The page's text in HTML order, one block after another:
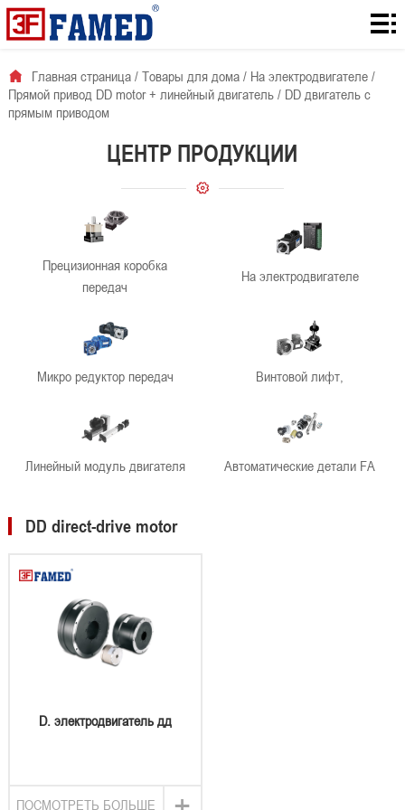
Главная
для
Количество
компании
контакты
Главная страница/ Товары для дома/ На электродвигателе/
Прямой привод DD motor + линейный двигатель/ DD двигатель с
прямым приводом
ЦЕНТР ПРОДУКЦИИ
Прецизионная коробка
передач
На электродвигателе
Микро редуктор передач Винтовой лифт,
Линейный модуль двигателя Автоматические детали FA
DD direct-drive motor
D. электродвигатель дд
ПОСМОТРЕТЬ БОЛЬШЕ